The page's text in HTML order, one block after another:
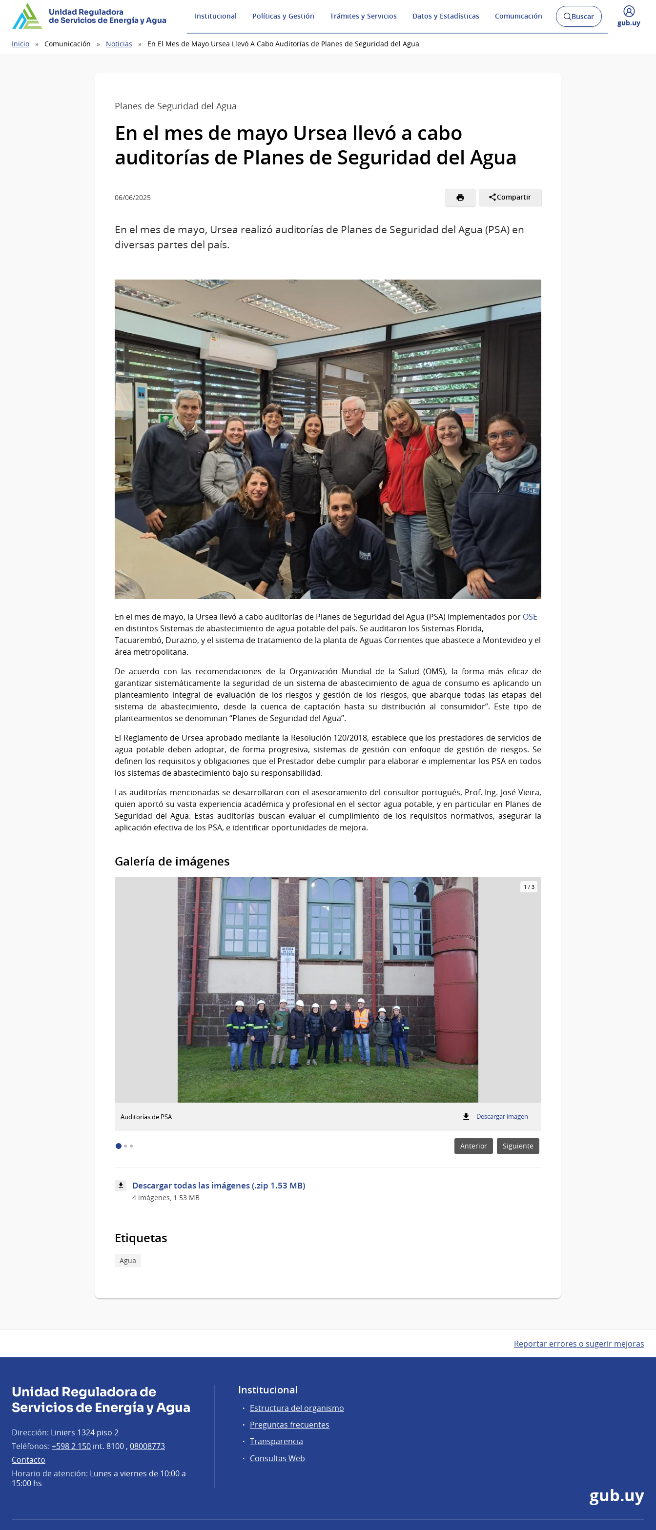
Unidad Reguladora
de Servicios de Energía y Agua
Institucional Políticas y Gestión Trámites y Servicios Datos y Estadísticas Comunicación
Abrir
buscador
Buscar
Desplegar
gub.uy
Ruta
Inicio Comunicación Noticias En El Mes de Mayo Ursea Llevó A Cabo Auditorías de Planes de Seguridad del Agua
Planes de Seguridad del Agua
En el mes de mayo Ursea llevó a cabo
auditorías de Planes de Seguridad del Agua
06/06/2025 Compartir
En el mes de mayo, Ursea realizó auditorías de Planes de Seguridad del Agua (PSA) en
diversas partes del país.
En el mes de mayo, la Ursea llevó a cabo auditorías de Planes de Seguridad del Agua (PSA) implementados por OSE
en distintos Sistemas de abastecimiento de agua potable del país. Se auditaron los Sistemas Florida,
Tacuarembó, Durazno, y el sistema de tratamiento de la planta de Aguas Corrientes que abastece a Montevideo y el
área metropolitana.
De acuerdo con las recomendaciones de la Organización Mundial de la Salud (OMS), la forma más eficaz de
garantizar sistemáticamente la seguridad de un sistema de abastecimiento de agua de consumo es aplicando un
planteamiento integral de evaluación de los riesgos y gestión de los riesgos, que abarque todas las etapas del
sistema de abastecimiento, desde la cuenca de captación hasta su distribución al consumidor”. Este tipo de
planteamientos se denominan “Planes de Seguridad del Agua”.
El Reglamento de Ursea aprobado mediante la Resolución 120/2018, establece que los prestadores de servicios de
agua potable deben adoptar, de forma progresiva, sistemas de gestión con enfoque de gestión de riesgos. Se
definen los requisitos y obligaciones que el Prestador debe cumplir para elaborar e implementar los PSA en todos
los sistemas de abastecimiento bajo su responsabilidad.
Las auditorías mencionadas se desarrollaron con el asesoramiento del consultor portugués, Prof. Ing. José Vieira,
quien aportó su vasta experiencia académica y profesional en el sector agua potable, y en particular en Planes de
Seguridad del Agua. Estas auditorías buscan evaluar el cumplimiento de los requisitos normativos, asegurar la
aplicación efectiva de los PSA, e identificar oportunidades de mejora.
Galería de imágenes
1 / 3
Auditorías de PSA Descargar imagen:
PSA
Anterior Siguiente
Descargar todas las imágenes (.zip 1.53 MB)
4 imágenes, 1.53 MB
Etiquetas
Agua
Reportar errores o sugerir mejoras
Unidad Reguladora de
Servicios de Energía y Agua
Dirección: Liniers 1324 piso 2
Teléfonos: +598 2 150 int. 8100 , 08008773
Contacto
Horario de atención: Lunes a viernes de 10:00 a
15:00 hs
Institucional
Estructura del organismo
Preguntas frecuentes
Transparencia
Consultas Web
gub.uy